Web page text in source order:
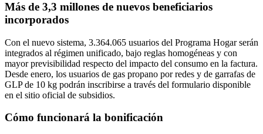
Más de 3,3 millones de nuevos beneficiarios
incorporados
Con el nuevo sistema, 3.364.065 usuarios del Programa Hogar serán
integrados al régimen unificado, bajo reglas homogéneas y con
mayor previsibilidad respecto del impacto del consumo en la factura.
Desde enero, los usuarios de gas propano por redes y de garrafas de
GLP de 10 kg podrán inscribirse a través del formulario disponible
en el sitio oficial de subsidios.
Cómo funcionará la bonificación